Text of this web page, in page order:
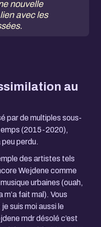
nouvelle
avec les
au
par de multiples sous-
(2015-2020),
peu perdu.
des artistes tels
Wejdene comme
urbaines (ouah,
fait mal). Vous
suis moi aussi le
mdr désolé c’est